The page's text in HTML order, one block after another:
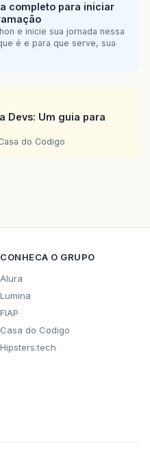
completo para iniciar
e inicie sua jornada nessa
é e para que serve, sua
Devs: Um guia para
do Codigo
CONHECA O GRUPO
Alura
Lumina
FIAP
Casa do Codigo
Hipsters.tech